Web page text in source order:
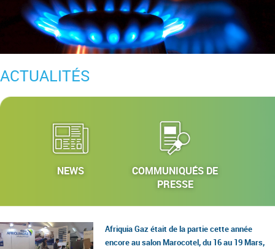
ACTUALITÉS
NEWS
COMMUNIQUÉS DE
PRESSE
Afriquia Gaz était de la partie cette année
encore au salon Marocotel, du 16 au 19 Mars,